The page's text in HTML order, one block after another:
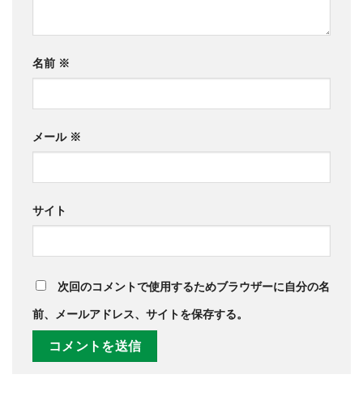
名前 ※
メール ※
サイト
次回のコメントで使用するためブラウザーに自分の名
前、メールアドレス、サイトを保存する。